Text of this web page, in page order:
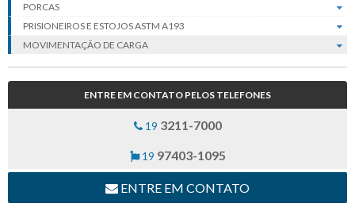
PORCAS
PRISIONEIROS E ESTOJOS ASTM A193
MOVIMENTAÇÃO DE CARGA
ENTRE EM CONTATO PELOS TELEFONES
19 3211-7000
19 97403-1095
ENTRE EM CONTATO